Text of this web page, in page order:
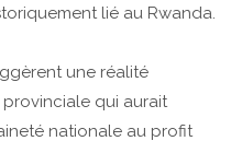
lié au Rwanda.
une réalité
qui aurait
nationale au profit